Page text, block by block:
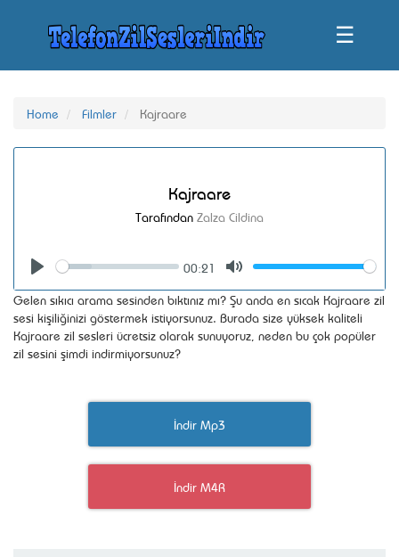
☰
Home Filmler Kajraare
Kajraare
Tarafından Zalza Cildina
Seek
00:21
Volume
Gelen sıkıcı arama sesinden bıktınız mı? Şu anda en sıcak Kajraare zil
sesi kişiliğinizi göstermek istiyorsunuz. Burada size yüksek kaliteli
Kajraare zil sesleri ücretsiz olarak sunuyoruz, neden bu çok popüler
zil sesini şimdi indirmiyorsunuz?
İndir Mp3
İndir M4R